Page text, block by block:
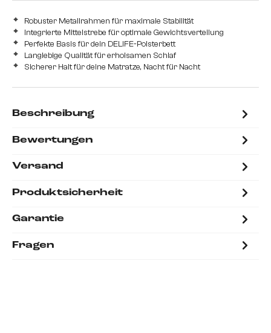
Robuster Metallrahmen für maximale Stabilität
Integrierte Mittelstrebe für optimale Gewichtsverteilung
Perfekte Basis für dein DELIFE-Polsterbett
Langlebige Qualität für erholsamen Schlaf
Sicherer Halt für deine Matratze, Nacht für Nacht
Beschreibung
Bewertungen
Versand
Produktsicherheit
Garantie
Fragen